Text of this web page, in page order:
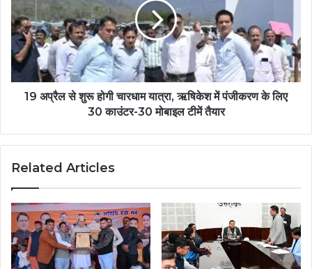
19 अप्रैल से शुरू होगी चारधाम यात्रा, ऋषिकेश में पंजीकरण के लिए
30 काउंटर-30 मोबाइल टीमें तैयार
Related Articles